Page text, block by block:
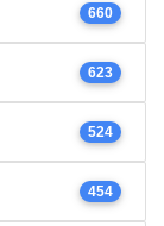
660
623
524
454